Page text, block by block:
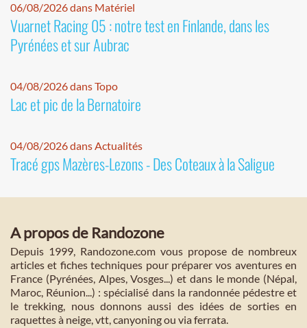
06/08/2026 dans Matériel
Vuarnet Racing 05 : notre test en Finlande, dans les
Pyrénées et sur Aubrac
04/08/2026 dans Topo
Lac et pic de la Bernatoire
04/08/2026 dans Actualités
Tracé gps Mazères-Lezons - Des Coteaux à la Saligue
A propos de Randozone
Depuis 1999, Randozone.com vous propose de nombreux
articles et fiches techniques pour préparer vos aventures en
France (Pyrénées, Alpes, Vosges...) et dans le monde (Népal,
Maroc, Réunion...) : spécialisé dans la randonnée pédestre et
le trekking, nous donnons aussi des idées de sorties en
raquettes à neige, vtt, canyoning ou via ferrata.